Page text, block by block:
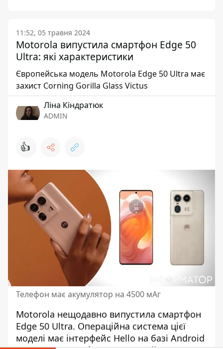
11:52, 05 травня 2024
Motorola випустила смартфон Edge 50
Ultra: які характеристики
Європейська модель Motorola Edge 50 Ultra має
захист Corning Gorilla Glass Victus
Ліна Кіндратюк
ADMIN
👍
Телефон має акумулятор на 4500 мАг
Motorola нещодавно випустила смартфон
Edge 50 Ultra. Операційна система цієї
моделі має інтерфейс Hello на базі Android